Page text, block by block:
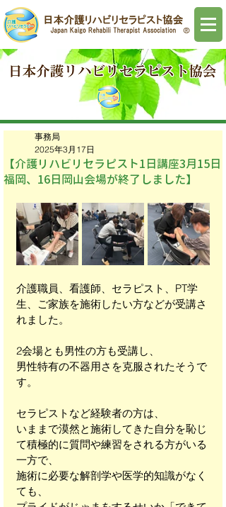
【介護リハビリセラピスト1日講座3月15日
福岡、16日岡山会場が終了しました】
事務局
2025年3月17日
介護職員、看護師、セラピスト、PT学
生、ご家族を施術したい方などが受講さ
れました。
2会場とも男性の方も受講し、
男性特有の不器用さを克服されたそうで
す。
セラピストなど経験者の方は、
いままで漠然と施術してきた自分を恥じ
て積極的に質問や練習をされる方がいる
一方で、
施術に必要な解剖学や医学的知識がなく
ても、